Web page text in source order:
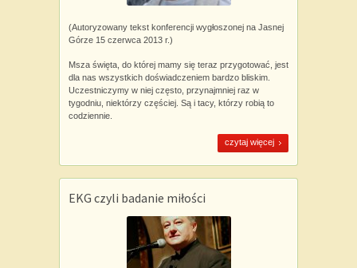
(Autoryzowany tekst konferencji wygłoszonej na Jasnej
Górze 15 czerwca 2013 r.)
Msza święta, do której mamy się teraz przygotować, jest
dla nas wszystkich doświadczeniem bardzo bliskim.
Uczestniczymy w niej często, przynajmniej raz w
tygodniu, niektórzy częściej. Są i tacy, którzy robią to
codziennie.
czytaj więcej
EKG czyli badanie miłości